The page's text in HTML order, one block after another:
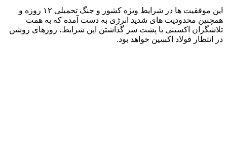
این موفقیت ها در شرایط ویژه کشور و جنگ تحمیلی ۱۲ روزه و
همچنین محدودیت های شدید انرژی به دست آمده که به همت
تلاشگران اکسینی با پشت سر گذاشتن این شرایط، روزهای روشن
در انتظار فولاد اکسین خواهد بود.